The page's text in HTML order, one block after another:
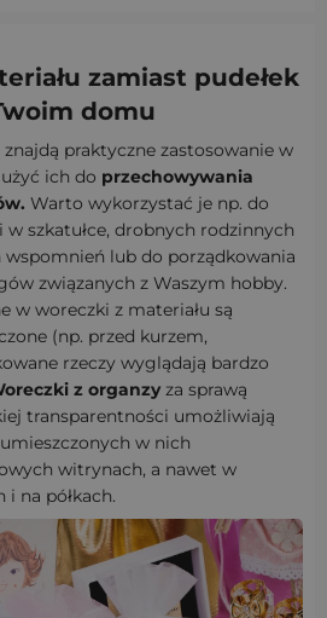
zamiast pudełek
domu
znajdą praktyczne zastosowanie w
ich do przechowywania
Warto wykorzystać je np. do
szkatułce, drobnych rodzinnych
wspomnień lub do porządkowania
związanych z Waszym hobby.
w woreczki z materiału są
(np. przed kurzem,
rzeczy wyglądają bardzo
z organzy za sprawą
transparentności umożliwiają
w nich
witrynach, a nawet w
na półkach.